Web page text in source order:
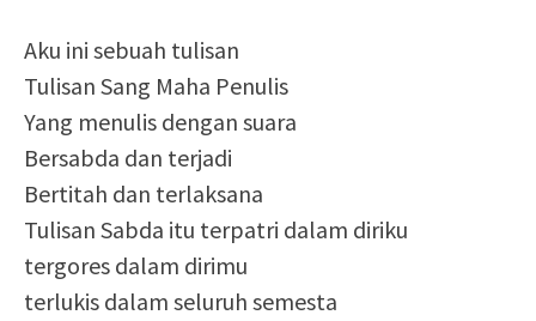
Aku ini sebuah tulisan
Tulisan Sang Maha Penulis
Yang menulis dengan suara
Bersabda dan terjadi
Bertitah dan terlaksana
Tulisan Sabda itu terpatri dalam diriku
tergores dalam dirimu
terlukis dalam seluruh semesta